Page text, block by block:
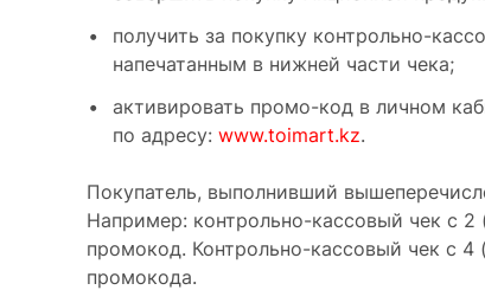
получить за покупку контрольно-
напечатанным в нижней части чека;
активировать промо-код в личном
по адресу: www.toimart.kz.
Покупатель, выполнивший
Например: контрольно-кассовый чек с
промокод. Контрольно-кассовый чек с
промокода.